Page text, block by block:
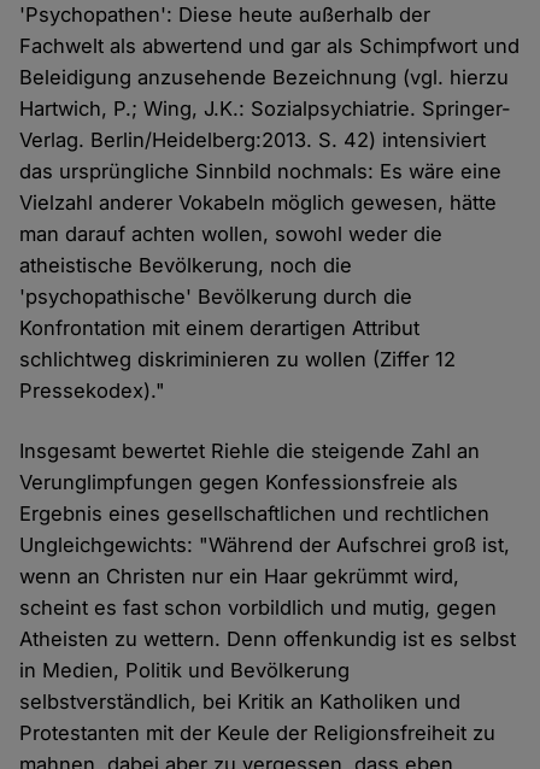
'Psychopathen': Diese heute außerhalb der
Fachwelt als abwertend und gar als Schimpfwort und
Beleidigung anzusehende Bezeichnung (vgl. hierzu
Hartwich, P.; Wing, J.K.: Sozialpsychiatrie. Springer-
Verlag. Berlin/Heidelberg:2013. S. 42) intensiviert
das ursprüngliche Sinnbild nochmals: Es wäre eine
Vielzahl anderer Vokabeln möglich gewesen, hätte
man darauf achten wollen, sowohl weder die
atheistische Bevölkerung, noch die
'psychopathische' Bevölkerung durch die
Konfrontation mit einem derartigen Attribut
schlichtweg diskriminieren zu wollen (Ziffer 12
Pressekodex)."
Insgesamt bewertet Riehle die steigende Zahl an
Verunglimpfungen gegen Konfessionsfreie als
Ergebnis eines gesellschaftlichen und rechtlichen
Ungleichgewichts: "Während der Aufschrei groß ist,
wenn an Christen nur ein Haar gekrümmt wird,
scheint es fast schon vorbildlich und mutig, gegen
Atheisten zu wettern. Denn offenkundig ist es selbst
in Medien, Politik und Bevölkerung
selbstverständlich, bei Kritik an Katholiken und
Protestanten mit der Keule der Religionsfreiheit zu